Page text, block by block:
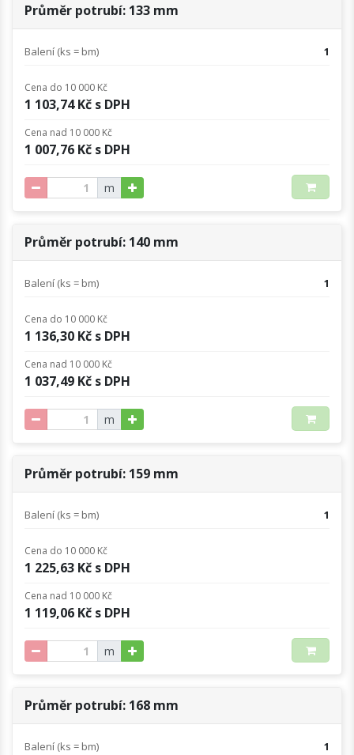
Průměr potrubí: 133 mm
Balení (ks = bm) 1
Cena do 10 000 Kč
1 103,74 Kč s DPH
Cena nad 10 000 Kč
1 007,76 Kč s DPH
m
Průměr potrubí: 140 mm
Balení (ks = bm) 1
Cena do 10 000 Kč
1 136,30 Kč s DPH
Cena nad 10 000 Kč
1 037,49 Kč s DPH
m
Průměr potrubí: 159 mm
Balení (ks = bm) 1
Cena do 10 000 Kč
1 225,63 Kč s DPH
Cena nad 10 000 Kč
1 119,06 Kč s DPH
m
Průměr potrubí: 168 mm
Balení (ks = bm) 1